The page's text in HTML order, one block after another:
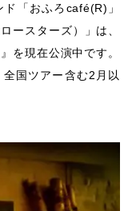
「おふろcafé(R)」
ースターズ）」は、
を現在公演中です。
国ツアー含む2月以